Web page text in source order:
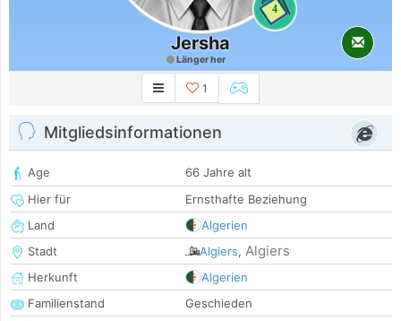
4
Jersha
Länger her
1
Mitgliedsinformationen
Age
66 Jahre alt
Hier für
Ernsthafte Beziehung
Land
Algerien
Stadt
Algiers, Algiers
Herkunft
Algerien
Familienstand
Geschieden